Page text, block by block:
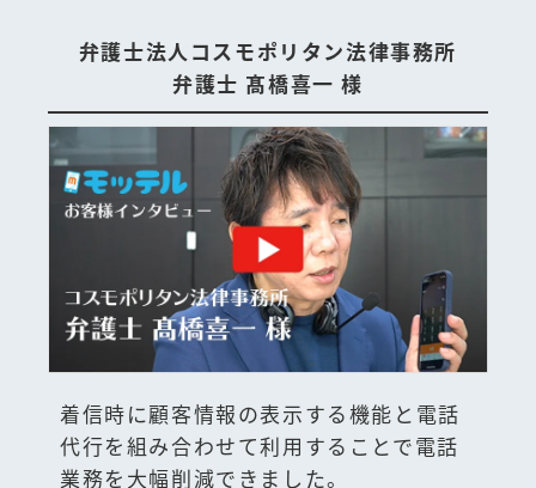
弁護士法人コスモポリタン法律事務所
弁護士 髙橋喜一 様
着信時に顧客情報の表示する機能と電話
代行を組み合わせて利用することで電話
業務を大幅削減できました。